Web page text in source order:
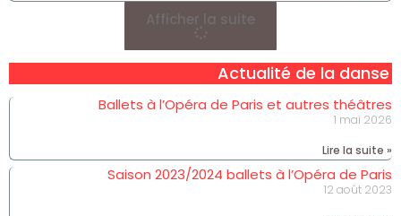
Afficher la suite
Actualité de la danse
Ballets à l’Opéra de Paris et autres théâtres
1 mai 2026
Lire la suite »
Saison 2023/2024 ballets à l’Opéra de Paris
12 août 2023